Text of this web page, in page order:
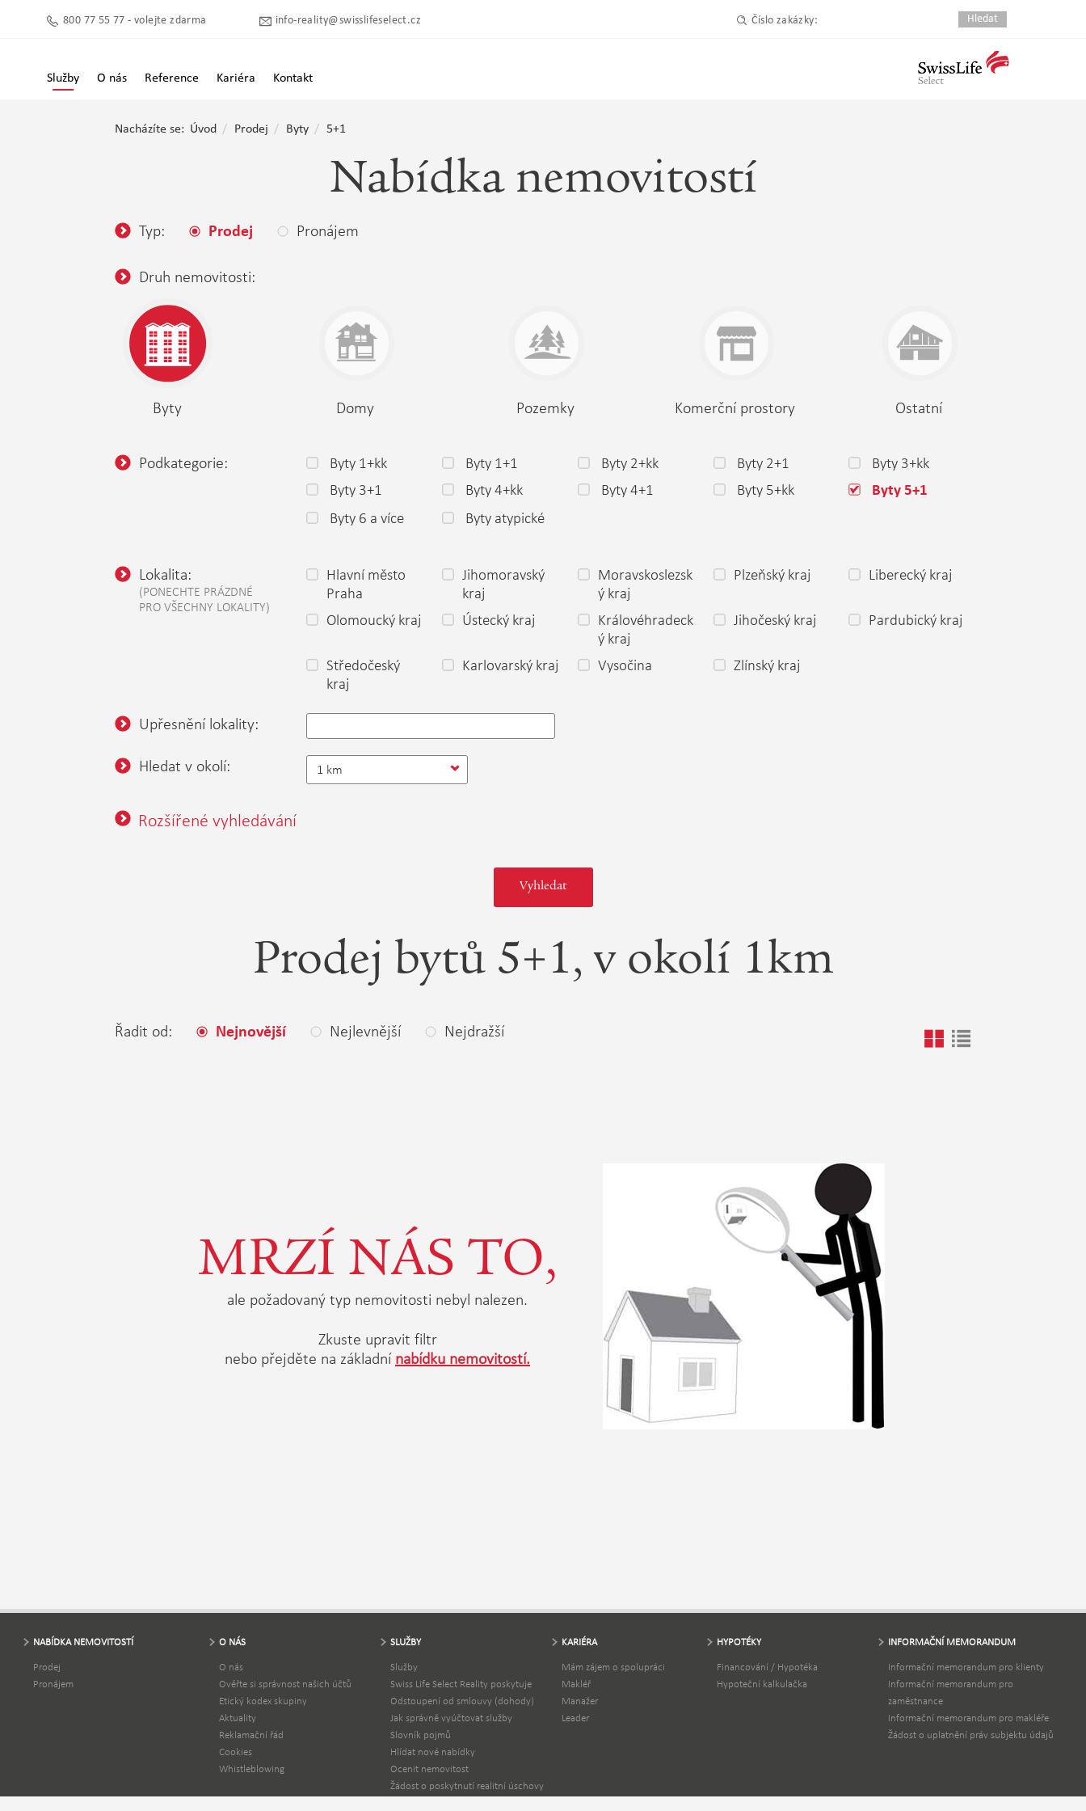
800 77 55 77 - volejte zdarma info-reality@swisslifeselect.cz Číslo zakázky:
Služby O nás Reference Kariéra Kontakt
Nacházíte se: Úvod Prodej Byty 5+1
Nabídka nemovitostí
Typ: Prodej Pronájem
Druh nemovitosti:
Byty Domy Pozemky Komerční prostory Ostatní
Podkategorie: Byty 1+kk Byty 1+1 Byty 2+kk Byty 2+1
Byty 3+kk
Byty 3+1
Byty 4+kk Byty 4+1 Byty 5+kk Byty 5+1
Byty 6 a více Byty atypické
Lokalita:
(PONECHTE PRÁZDNÉ
PRO VŠECHNY LOKALITY)
Hlavní město
Praha
Jihomoravský
kraj
Moravskoslezsk
ý kraj
Plzeňský kraj Liberecký kraj
Olomoucký kraj Ústecký kraj
Královéhradeck
ý kraj
Jihočeský kraj Pardubický kraj
Středočeský
kraj
Karlovarský kraj Vysočina Zlínský kraj
Upřesnění lokality:
Hledat v okolí: 1 km
Rozšířené vyhledávání
Prodej bytů 5+1, v okolí 1km
Řadit od: Nejnovější Nejlevnější Nejdražší
MRZÍ NÁS TO,
ale požadovaný typ nemovitosti nebyl nalezen.
Zkuste upravit filtr
nebo přejděte na základní nabídku nemovitostí.
NABÍDKA NEMOVITOSTÍ
Prodej
Pronájem
O NÁS
O nás
Ověřte si správnost našich účtů
Etický kodex skupiny
Aktuality
Reklamační řád
Cookies
Whistleblowing
SLUŽBY
Služby
Swiss Life Select Reality poskytuje
Odstoupení od smlouvy (dohody)
Jak správně vyúčtovat služby
Slovník pojmů
Hlídat nové nabídky
Ocenit nemovitost
Žádost o poskytnutí realitní úschovy
KARIÉRA
Mám zájem o spolupráci
Makléř
Manažer
Leader
HYPOTÉKY
Financování / Hypotéka
Hypoteční kalkulačka
INFORMAČNÍ MEMORANDUM
Informační memorandum pro klienty
Informační memorandum pro
zaměstnance
Informační memorandum pro makléře
Žádost o uplatnění práv subjektu údajů